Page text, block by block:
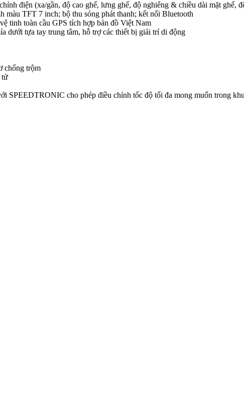
điện (xa/gần, độ cao ghế, lưng ghế, độ nghiêng & chiều dài mặt ghế,
màu TFT 7 inch; bộ thu sóng phát thanh; kết nối Bluetooth
tinh toàn cầu GPS tích hợp bản đồ Việt Nam
dưới tựa tay trung tâm, hỗ trợ các thiết bị giải trí di động
chống trộm
tử
SPEEDTRONIC cho phép điều chỉnh tốc độ tối đa mong muốn trong